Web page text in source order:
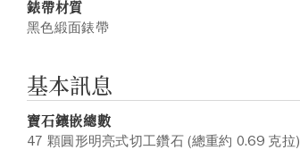
錶帶材質
黑色緞面錶帶
基本訊息
寶石鑲嵌總數
47 顆圓形明亮式切工鑽石 (總重約 0.69 克拉)